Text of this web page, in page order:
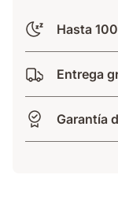
Hasta
Entrega
Garantía